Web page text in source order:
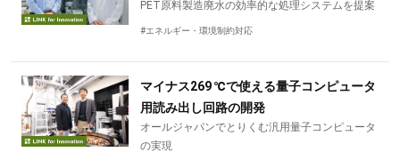
PET原料製造廃水の効率的な処理システムを提案
#エネルギー・環境制約対応
マイナス269 ℃で使える量子コンピュータ
用読み出し回路の開発
オールジャパンでとりくむ汎用量子コンピュータ
の実現